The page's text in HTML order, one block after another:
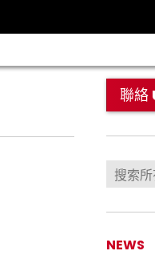
聯絡
NEWS